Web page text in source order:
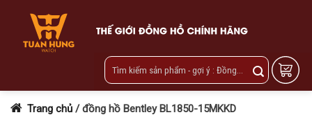
content
Trang chủ /đồng hồ Bentley BL1850-15MKKD